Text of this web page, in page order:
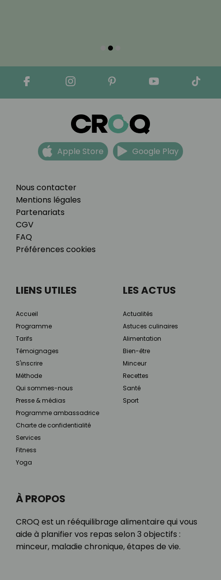
Nous contacter
Mentions légales
Partenariats
CGV
FAQ
Préférences cookies
Apple Store Google Play
À PROPOS
CROQ est un rééquilibrage alimentaire qui vous
aide à planifier vos repas selon 3 objectifs :
minceur, maladie chronique, étapes de vie.
LIENS UTILES
Accueil
Programme
Tarifs
Témoignages
S'inscrire
Méthode
Qui sommes-nous
Presse & médias
Programme ambassadrice
Charte de confidentialité
Services
Fitness
Yoga
LES ACTUS
Actualités
Astuces culinaires
Alimentation
Bien-être
Minceur
Recettes
Santé
Sport